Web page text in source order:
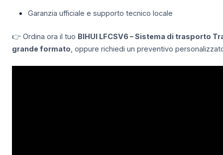
Garanzia ufficiale e supporto tecnico locale
👉 Ordina ora il tuo BIHUI LFCSV6 – Sistema di trasporto
grande formato , oppure richiedi un preventivo